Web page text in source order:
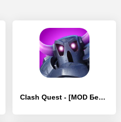
Clash Quest - [MOD Бесконечные монеты]